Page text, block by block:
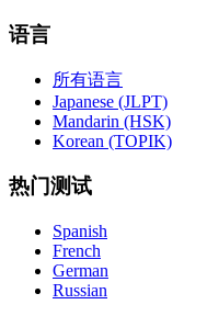
语言
所有语言
Japanese (JLPT)
Mandarin (HSK)
Korean (TOPIK)
热门测试
Spanish
French
German
Russian